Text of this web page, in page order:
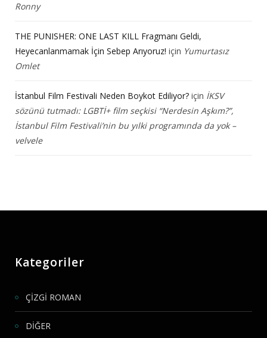
Ronny
THE PUNISHER: ONE LAST KILL Fragmanı Geldi,
Heyecanlanmamak İçin Sebep Arıyoruz! için Yumurtasız
Omlet
İstanbul Film Festivali Neden Boykot Ediliyor? için İKSV
sözünü tutmadı: LGBTİ+ film seçkisi “Nerdesin Aşkım?”,
İstanbul Film Festivali’nin bu yılki programında da yok –
velvele
Kategoriler
ÇİZGİ ROMAN
DİĞER